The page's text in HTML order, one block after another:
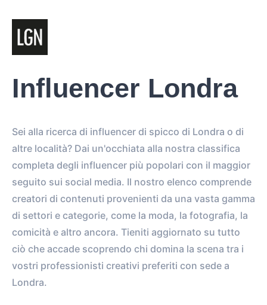
Influencer Londra
Sei alla ricerca di influencer di spicco di Londra o di
altre località? Dai un'occhiata alla nostra classifica
completa degli influencer più popolari con il maggior
seguito sui social media. Il nostro elenco comprende
creatori di contenuti provenienti da una vasta gamma
di settori e categorie, come la moda, la fotografia, la
comicità e altro ancora. Tieniti aggiornato su tutto
ciò che accade scoprendo chi domina la scena tra i
vostri professionisti creativi preferiti con sede a
Londra.